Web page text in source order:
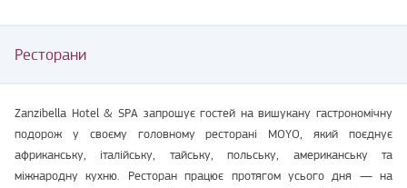
Ресторани
Zanzibella Hotel & SPA запрошує гостей на вишукану гастрономічну
подорож у своєму головному ресторані MOYO, який поєднує
африканську, італійську, тайську, польську, американську та
міжнародну кухню. Ресторан працює протягом усього дня — на